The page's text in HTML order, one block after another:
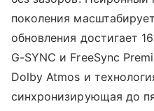
поколения
обновления достигает
G-SYNC и FreeSync
Dolby Atmos и
синхронизирующая до